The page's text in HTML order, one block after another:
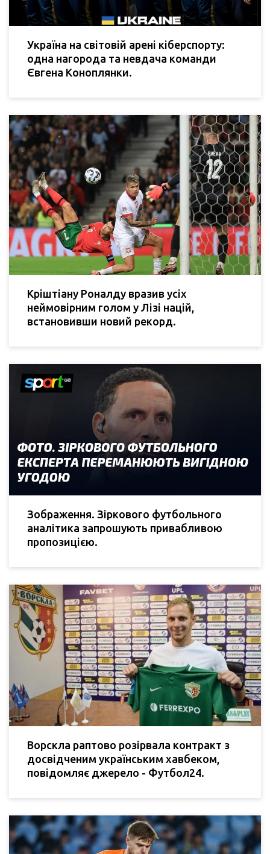
Україна на світовій арені кіберспорту:
одна нагорода та невдача команди
Євгена Коноплянки.
Кріштіану Роналду вразив усіх
неймовірним голом у Лізі націй,
встановивши новий рекорд.
Зображення. Зіркового футбольного
аналітика запрошують привабливою
пропозицією.
Ворскла раптово розірвала контракт з
досвідченим українським хавбеком,
повідомляє джерело - Футбол24.